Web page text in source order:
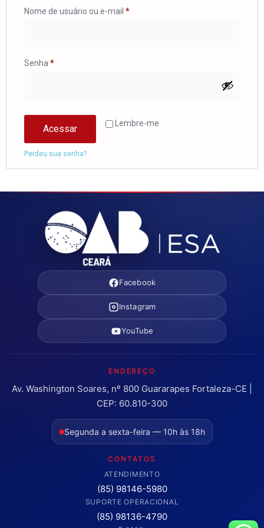
Nome de usuário ou e-mail *
Senha *
Lembre-me
Acessar
Perdeu sua senha?
Facebook
Instagram
YouTube
ENDEREÇO
Av. Washington Soares, nº 800 Guararapes Fortaleza-CE |
CEP: 60.810-300
Segunda a sexta-feira — 10h às 18h
CONTATOS
ATENDIMENTO
(85) 98146-5980
SUPORTE OPERACIONAL
(85) 98136-4790